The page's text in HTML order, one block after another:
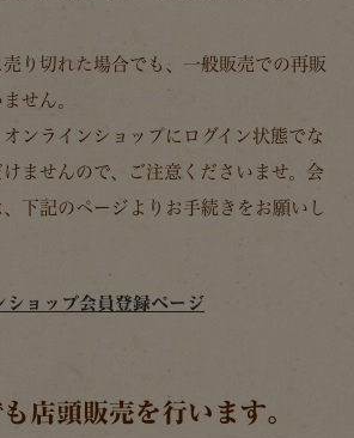
り切れた場合でも、一般販売での再販
せん。
ンラインショップにログイン状態でな
ませんので、ご注意くださいませ。会
下記のページよりお手続きをお願いし
ョップ会員登録ページ
店頭販売を行います。